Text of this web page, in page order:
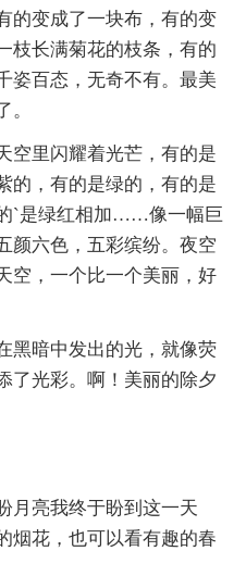
的变成了一块布，有的变
枝长满菊花的枝条，有的
百态，无奇不有。最美
。
空里闪耀着光芒，有的是
的，有的是绿的，有的是
`是绿红相加……像一幅巨
颜六色，五彩缤纷。夜空
空，一个比一个美丽，好
黑暗中发出的光，就像荧
了光彩。啊！美丽的除夕
月亮我终于盼到这一天
烟花，也可以看有趣的春